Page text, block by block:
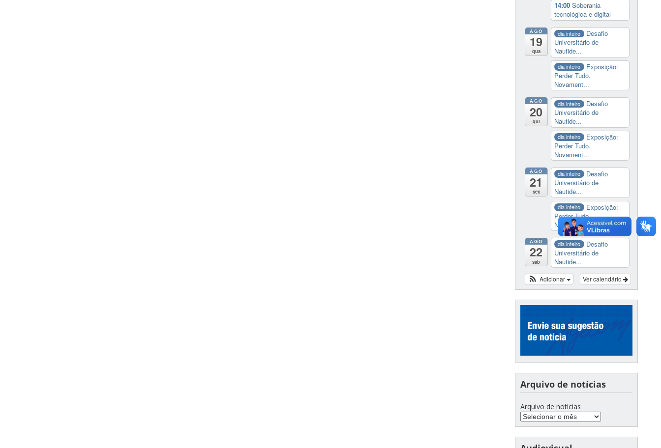
14:00 Soberania
tecnológica e digital
AGO
19
qua
dia inteiro
Desafio
Universitário de
Nautide...
dia inteiro
Exposição:
Perder Tudo.
Novament...
AGO
20
qui
dia inteiro
Desafio
Universitário de
Nautide...
dia inteiro
Exposição:
Perder Tudo.
Novament...
AGO
21
sex
dia inteiro
Desafio
Universitário de
Nautide...
dia inteiro
Exposição:
Perder Tudo.
Novament...
AGO
22
sáb
dia inteiro
Desafio
Universitário de
Nautide...
Ver calendário
Adicionar
Arquivo de notícias
Arquivo de notícias